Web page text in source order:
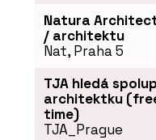
Natura
/ architektu
Nat, Praha 5
TJA hledá
architektku
time)
TJA_Prague